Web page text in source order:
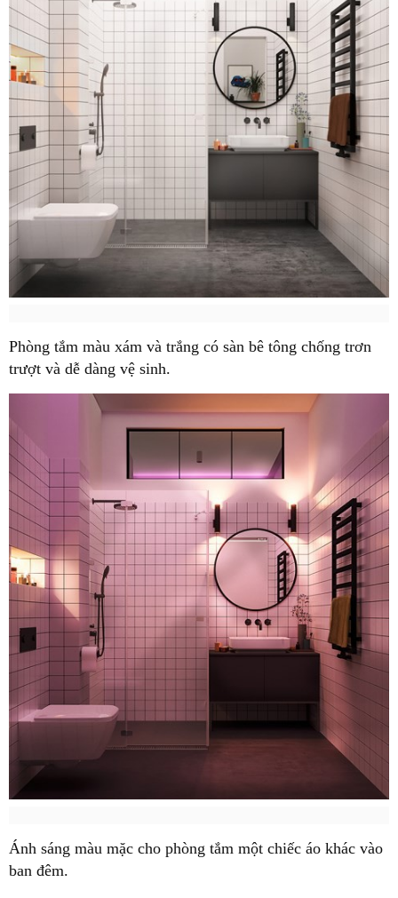
Phòng tắm màu xám và trắng có sàn bê tông chống trơn
trượt và dễ dàng vệ sinh.
Ánh sáng màu mặc cho phòng tắm một chiếc áo khác vào
ban đêm.